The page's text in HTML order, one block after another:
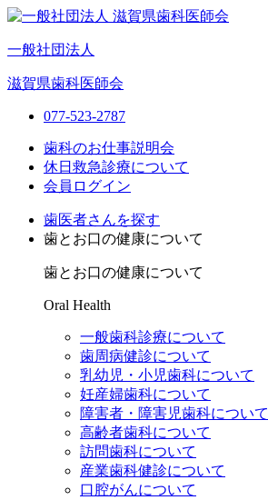
一般社団法人
滋賀県歯科医師会
077-523-2787
歯科のお仕事説明会
休日救急診療について
会員ログイン
歯医者さんを探す
歯とお口の健康について
歯とお口の健康について
Oral Health
一般歯科診療について
歯周病健診について
乳幼児・小児歯科について
妊産婦歯科について
障害者・障害児歯科について
高齢者歯科について
訪問歯科について
産業歯科健診について
口腔がんについて